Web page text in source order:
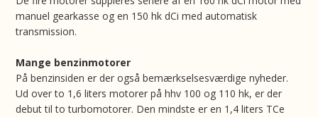
manuel gearkasse og en 150 hk dCi med automatisk
transmission.
Mange benzinmotorer
På benzinsiden er der også bemærkselsesværdige nyheder.
Ud over to 1,6 liters motorer på hhv 100 og 110 hk, er der
debut til to turbomotorer. Den mindste er en 1,4 liters TCe